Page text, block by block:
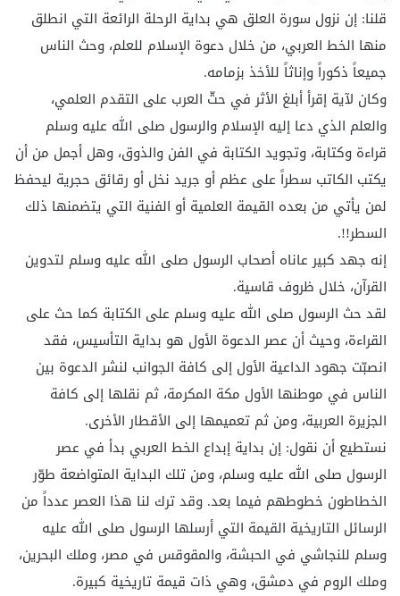
قلنا: إن نزول سورة العلق هي بداية الرحلة الرائعة التي انطلق
منها الخط العربي، من خلال دعوة الإسلام للعلم، وحث الناس
جميعاً ذكوراً وإناثاً للأخذ بزمامه.
وكان لآية إقرأ أبلغ الأثر في حثّ العرب على التقدم العلمي،
والعلم الذي دعا إليه الإسلام والرسول صلى الله عليه وسلم
قراءة وكتابة، وتجويد الكتابة في الفن والذوق، وهل أجمل من أن
يكتب الكاتب سطراً على عظم أو جريد نخل أو رقائق حجرية ليحفظ
لمن يأتي من بعده القيمة العلمية أو الفنية التي يتضمنها ذلك
السطر!!.
إنه جهد كبير عاناه أصحاب الرسول صلى الله عليه وسلم لتدوين
القرآن، خلال ظروف قاسية.
لقد حث الرسول صلى الله عليه وسلم على الكتابة كما حث على
القراءة، وحيث أن عصر الدعوة الأول هو بداية التأسيس، فقد
انصبّت جهود الداعية الأول إلى كافة الجوانب لنشر الدعوة بين
الناس في موطنها الأول مكة المكرمة، ثم نقلها إلى كافة
الجزيرة العربية، ومن ثم تعميمها إلى الأقطار الأخرى.
نستطيع أن نقول: إن بداية إبداع الخط العربي بدأ في عصر
الرسول صلى الله عليه وسلم، ومن تلك البداية المتواضعة طوّر
الخطاطون خطوطهم فيما بعد. وقد ترك لنا هذا العصر عدداً من
الرسائل التاريخية القيمة التي أرسلها الرسول صلى الله عليه
وسلم للنجاشي في الحبشة، والمقوقس في مصر، وملك البحرين،
وملك الروم في دمشق، وهي ذات قيمة تاريخية كبيرة.